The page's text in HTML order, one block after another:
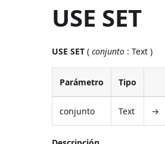
USE SET
USE SET (conjunto : Text )
Parámetro Tipo
conjunto Text →